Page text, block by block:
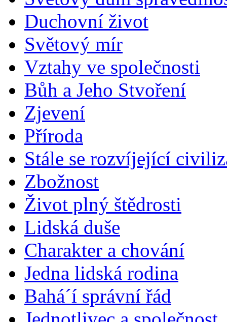
Duchovní život
Světový mír
Vztahy ve společnosti
Bůh a Jeho Stvoření
Zjevení
Příroda
Stále se rozvíjející
Zbožnost
Život plný štědrosti
Lidská duše
Charakter a chování
Jedna lidská rodina
Bahá´í správní řád